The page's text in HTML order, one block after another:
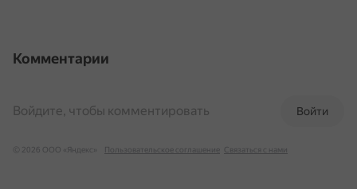
Комментарии
Войти
Войдите, чтобы комментировать
© 2026 ООО «Яндекс» Пользовательское соглашение Связаться с нами